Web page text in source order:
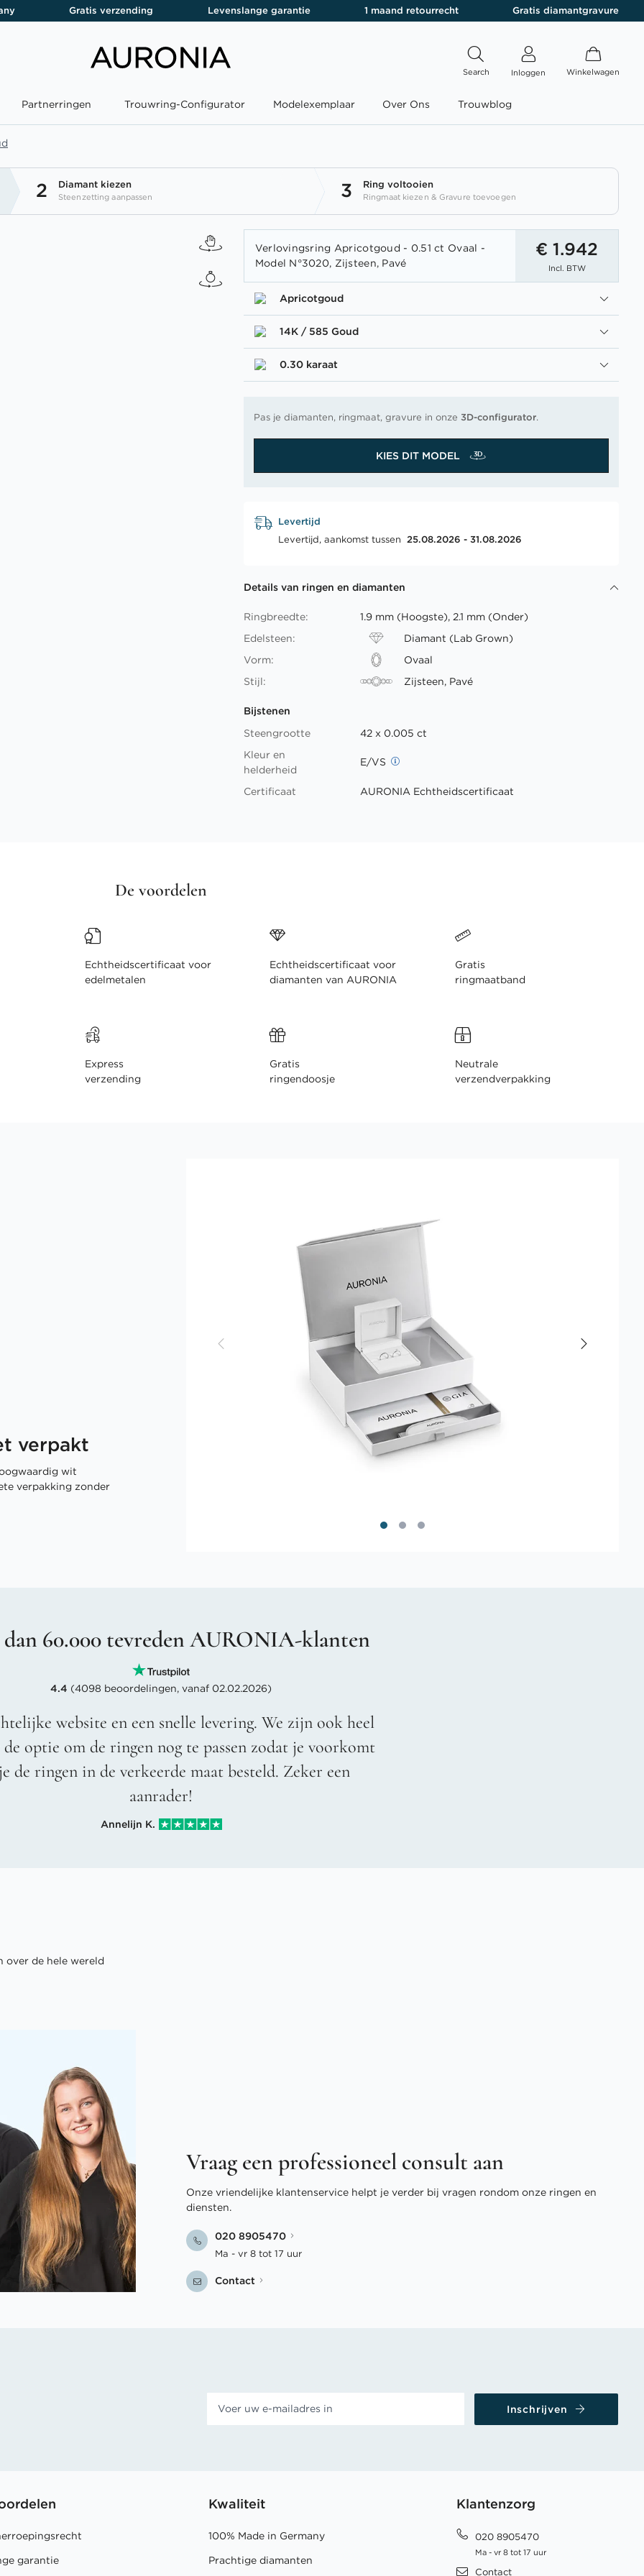
Gratis verzending Levenslange garantie 1 maand retourrecht Gratis diamantgravure
Search Inloggen Winkelwagen
Partnerringen Trouwring-Configurator Modelexemplaar Over Ons Trouwblog
2 Diamant kiezen
Steenzetting aanpassen 3 Ring voltooien
Ringmaat kiezen & Gravure toevoegen
Verlovingsring Apricotgoud - 0.51 ct Ovaal -
Model N°3020, Zijsteen, Pavé
€ 1.942
Incl. BTW
Apricotgoud
14K / 585 Goud
0.30 karaat
Pas je diamanten, ringmaat, gravure in onze3D-configurator.
KIES DIT MODEL
Levertijd
Levertijd, aankomst tussen 25.08.2026 - 31.08.2026
Details van ringen en diamanten
Ringbreedte:
1.9 mm (Hoogste), 2.1 mm (Onder)
Edelsteen:
Diamant (Lab Grown)
Vorm:
Ovaal
Stijl:
Zijsteen, Pavé
Bijstenen
Steengrootte
42 x 0.005 ct
Kleur en
helderheid
E/VS
Certificaat AURONIA Echtheidscertificaat
De voordelen
Echtheidscertificaat voor
edelmetalen
Echtheidscertificaat voor
diamanten van AURONIA
Gratis
ringmaatband
Express
verzending
Gratis
ringendoosje
Neutrale
verzendverpakking
verpakt
wit
verpakking zonder
60.000 tevreden AURONIA-klanten
4.4 (4098 beoordelingen, vanaf 02.02.2026)
website en een snelle levering. We zijn ook heel
optie om de ringen nog te passen zodat je voorkomt
de ringen in de verkeerde maat besteld. Zeker een
aanrader!
Annelijn K.
over de hele wereld
Vraag een professioneel consult aan
Onze vriendelijke klantenservice helpt je verder bij vragen rondom onze ringen en
diensten.
020 8905470
Ma - vr 8 tot 17 uur
Contact
Inschrijven
garantie
Kwaliteit
100% Made in Germany
Prachtige diamanten
Klantenzorg
020 8905470
Ma - vr 8 tot 17 uur
Contact